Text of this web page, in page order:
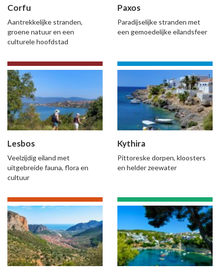
Corfu
Aantrekkelijke stranden,
groene natuur en een
culturele hoofdstad
Paxos
Paradijselijke stranden met
een gemoedelijke eilandsfeer
Lesbos
Veelzijdig eiland met
uitgebreide fauna, flora en
cultuur
Kythira
Pittoreske dorpen, kloosters
en helder zeewater